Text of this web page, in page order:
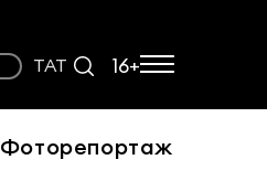
ТАТ 16+
Фоторепортаж